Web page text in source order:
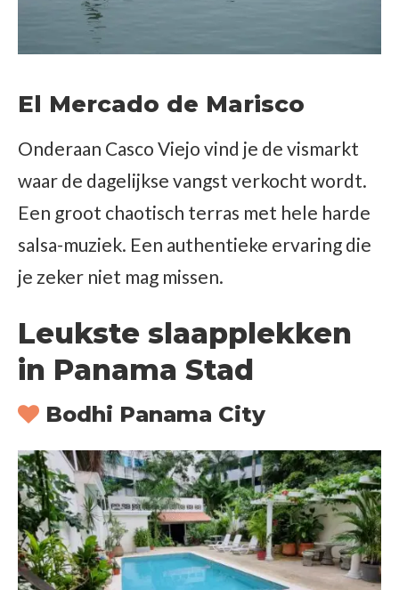
El Mercado de Marisco
Onderaan Casco Viejo vind je de vismarkt
waar de dagelijkse vangst verkocht wordt.
Een groot chaotisch terras met hele harde
salsa-muziek. Een authentieke ervaring die
je zeker niet mag missen.
Leukste slaapplekken
in Panama Stad
Bodhi Panama City